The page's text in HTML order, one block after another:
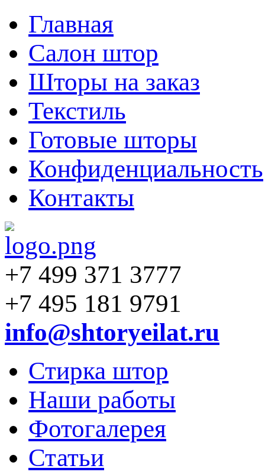
Главная
Салон штор
Шторы на заказ
Текстиль
Готовые шторы
Конфиденциальность
Контакты
+7 499 371 3777
+7 495 181 9791
info@shtoryeilat.ru
Стирка штор
Наши работы
Фотогалерея
Статьи